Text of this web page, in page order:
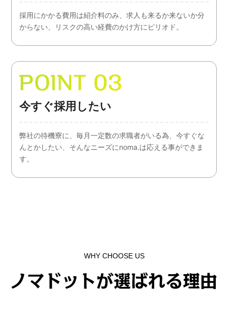
採用にかかる費用は紹介料のみ、求人も来るか来ないか分
からない、リスクの高い経費のかけ方にピリオド。
今すぐ採用したい
弊社の待機寮に、毎月一定数の求職者がいる為、今すぐな
んとかしたい、そんなニーズにnoma.は応える事ができま
す。
WHY CHOOSE US